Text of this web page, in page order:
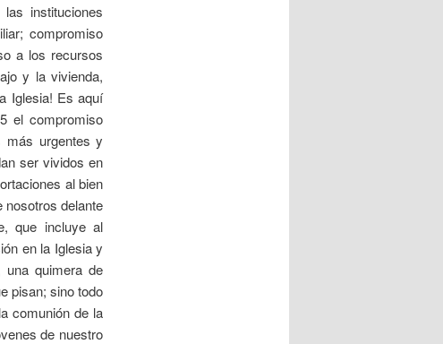
instituciones
compromiso
a los recursos
y la vivienda,
Iglesia! Es aquí
el compromiso
más urgentes y
ser vividos en
al bien
delante
que incluye al
en la Iglesia y
una quimera de
pisan; sino todo
comunión de la
de nuestro